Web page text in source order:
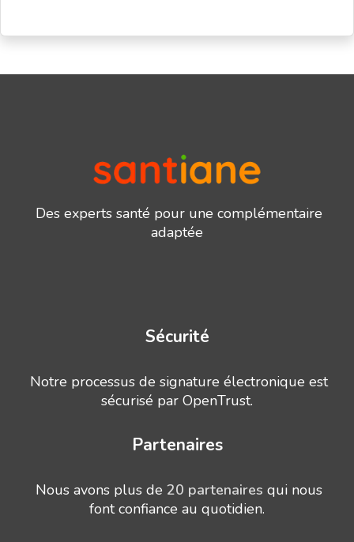
Des experts santé pour une complémentaire
adaptée
Sécurité
Notre processus de signature électronique est
sécurisé par OpenTrust.
Partenaires
Nous avons plus de 20 partenaires qui nous
font confiance au quotidien.